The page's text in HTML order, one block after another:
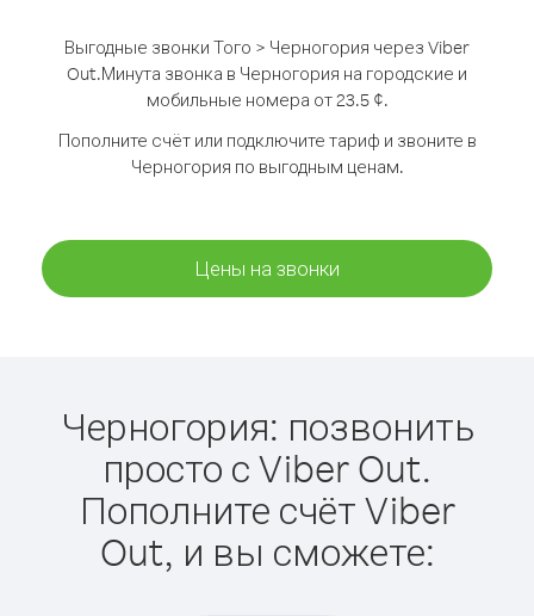
Выгодные звонки Того > Черногория через Viber
Out.Минута звонка в Черногория на городские и
мобильные номера от 23.5 ¢.
Пополните счёт или подключите тариф и звоните в
Черногория по выгодным ценам.
Цены на звонки
Черногория: позвонить
просто с Viber Out.
Пополните счёт Viber
Out, и вы сможете: